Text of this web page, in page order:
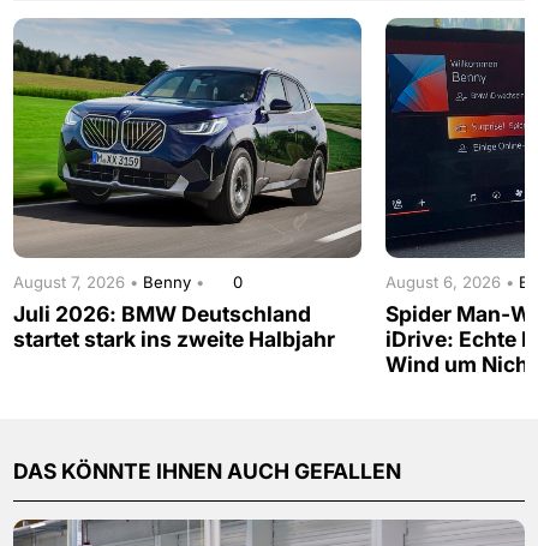
August 7, 2026 • Benny • 0
Juli 2026: BMW Deutschland
startet stark ins zweite Halbjahr
August 6, 2026 •
Spider Man-
iDrive: Echte
Wind um
DAS KÖNNTE IHNEN AUCH GEFALLEN